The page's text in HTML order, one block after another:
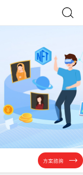
方案諮詢